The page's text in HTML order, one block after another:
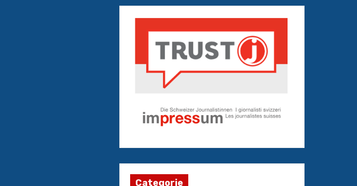
Categorie